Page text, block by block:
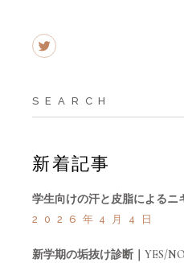
Search
for:
新着記事
学生向けの汗と皮脂によるニ
2026年4月4日
新学期の垢抜け診断｜YES/